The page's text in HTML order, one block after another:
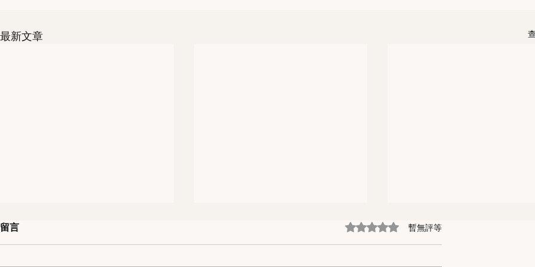
最新文章
留言 評等為 0（最高為 5 顆星）。
暫無評等